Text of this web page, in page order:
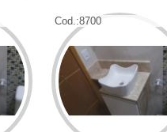
Cod.:8700